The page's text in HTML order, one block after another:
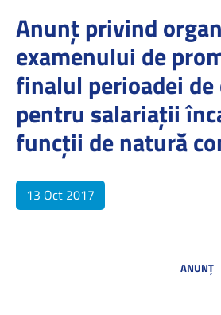
Anunț privind
examenului de
finalul perioadei
pentru salariații
funcții de natură
13 Oct 2017
ANUNȚ